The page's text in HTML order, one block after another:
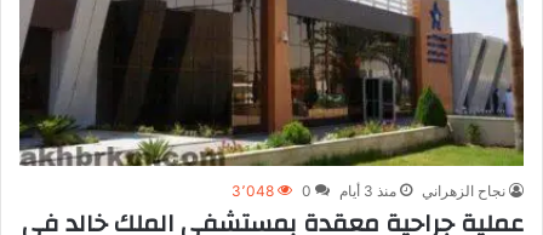
نجاح الزهراني منذ 3 أيام 0 3٬048
عملية جراحية معقدة بمستشفى الملك خالد في